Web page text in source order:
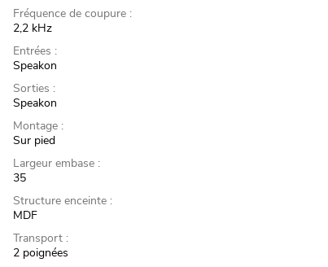
Fréquence de coupure :
2,2 kHz
Entrées :
Speakon
Sorties :
Speakon
Montage :
Sur pied
Largeur embase :
35
Structure enceinte :
MDF
Transport :
2 poignées